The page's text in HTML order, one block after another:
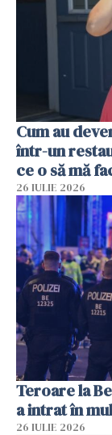
Cum au
într-un
ce o să mă
26 IULIE 2026
Teroare la
a intrat în
26 IULIE 2026